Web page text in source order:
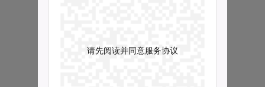
请先阅读并同意服务协议